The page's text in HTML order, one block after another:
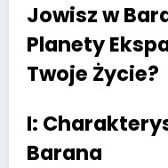
Jowisz w
Planety
Twoje Życie?
I:
Barana